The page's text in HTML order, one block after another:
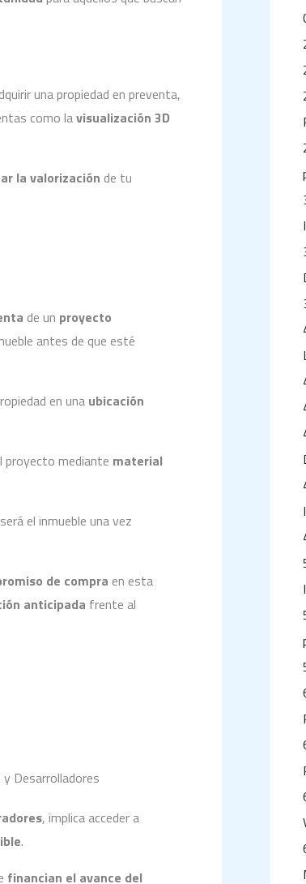
una propiedad en preventa,
como lavisualización 3D
la valorización de tu
de un proyecto
antes de que esté
en una ubicación
proyecto mediante material
el inmueble una vez
de compra en esta
anticipada frente al
Desarrolladores
, implica acceder a
.
financian el avance del